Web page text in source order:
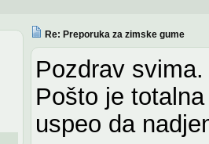
Re: Preporuka za zimske gume
Pozdrav svima.
Pošto je
uspeo da